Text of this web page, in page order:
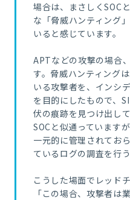
場合は、まさしくSOC
な「脅威ハンティング
いると感じています。
APTなどの攻撃の場合
す。脅威ハンティング
いる攻撃者を、インシ
を目的にしたもので、
伏の痕跡を見つけ出し
SOCと似通っています
一元的に管理されてお
ているログの調査を行
こうした場面でレッド
「この場合、攻撃者は